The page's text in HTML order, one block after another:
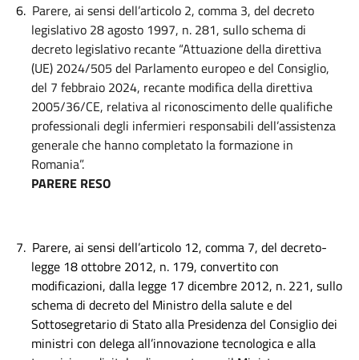
6. Parere, ai sensi dell’articolo 2, comma 3, del decreto
legislativo 28 agosto 1997, n. 281, sullo schema di
decreto legislativo recante “Attuazione della direttiva
(UE) 2024/505 del Parlamento europeo e del Consiglio,
del 7 febbraio 2024, recante modifica della direttiva
2005/36/CE, relativa al riconoscimento delle qualifiche
professionali degli infermieri responsabili dell’assistenza
generale che hanno completato la formazione in
Romania”.
PARERE RESO
7. Parere, ai sensi dell’articolo 12, comma 7, del decreto-
legge 18 ottobre 2012, n. 179, convertito con
modificazioni, dalla legge 17 dicembre 2012, n. 221, sullo
schema di decreto del Ministro della salute e del
Sottosegretario di Stato alla Presidenza del Consiglio dei
ministri con delega all’innovazione tecnologica e alla